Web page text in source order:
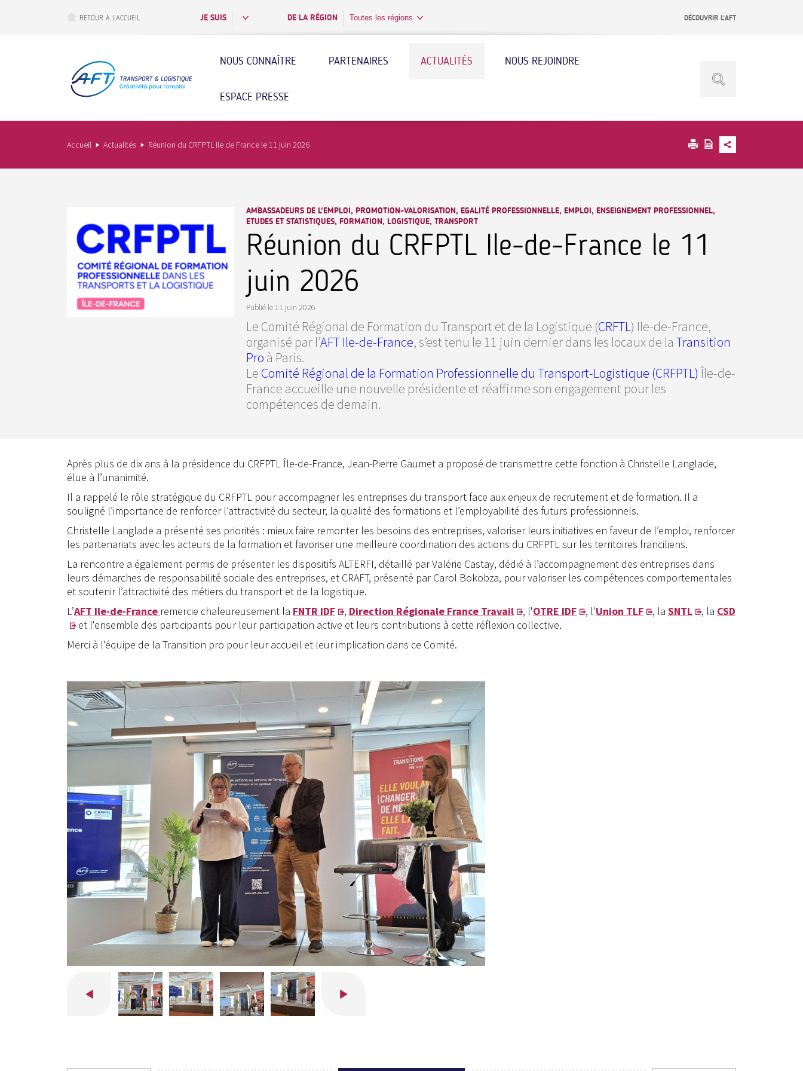
RETOUR À L’ACCUEIL JE SUIS DE LA RÉGION Toutes les régions DÉCOUVRIR L’AFT
NOUS CONNAÎTRE PARTENAIRES ACTUALITÉS NOUS REJOINDRE
ESPACE PRESSE
Accueil Actualités Réunion du CRFPTL Ile de France le 11 juin 2026
AMBASSADEURS DE L'EMPLOI, PROMOTION-VALORISATION, EGALITÉ PROFESSIONNELLE, EMPLOI, ENSEIGNEMENT PROFESSIONNEL,
ETUDES ET STATISTIQUES, FORMATION, LOGISTIQUE, TRANSPORT
Réunion du CRFPTL Ile-de-France le 11
juin 2026
Publié le 11 juin 2026
Le Comité Régional de Formation du Transport et de la Logistique (CRFTL) Ile-de-France,
organisé par l’AFT Ile-de-France, s’est tenu le 11 juin dernier dans les locaux de la Transition
Pro à Paris.
Le Comité Régional de la Formation Professionnelle du Transport-Logistique (CRFPTL)Île-de-
France accueille une nouvelle présidente et réaffirme son engagement pour les
compétences de demain.
Après plus de dix ans à la présidence du CRFPTL Île-de-France, Jean-Pierre Gaumet a proposé de transmettre cette fonction à Christelle Langlade,
élue à l’unanimité.
Il a rappelé le rôle stratégique du CRFPTL pour accompagner les entreprises du transport face aux enjeux de recrutement et de formation. Il a
souligné l’importance de renforcer l’attractivité du secteur, la qualité des formations et l’employabilité des futurs professionnels.
Christelle Langlade a présenté ses priorités : mieux faire remonter les besoins des entreprises, valoriser leurs initiatives en faveur de l’emploi, renforcer
les partenariats avec les acteurs de la formation et favoriser une meilleure coordination des actions du CRFPTL sur les territoires franciliens.
La rencontre a également permis de présenter les dispositifs ALTERFI, détaillé par Valérie Castay, dédié à l’accompagnement des entreprises dans
leurs démarches de responsabilité sociale des entreprises, et CRAFT, présenté par Carol Bokobza, pour valoriser les compétences comportementales
et soutenir l’attractivité des métiers du transport et de la logistique.
L’AFT Ile-de-France remercie chaleureusement la FNTR IDF , Direction Régionale France Travail , l'OTRE IDF , l'Union TLF , la SNTL , la CSD
et l'ensemble des participants pour leur participation active et leurs contributions à cette réflexion collective.
Merci à l'équipe de la Transition pro pour leur accueil et leur implication dans ce Comité.